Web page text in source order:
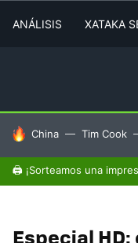
ANÁLISIS XATAKA
HOY SE HABLA DE
China Tim Cook
🖨️ ¡Sorteamos una
Especial